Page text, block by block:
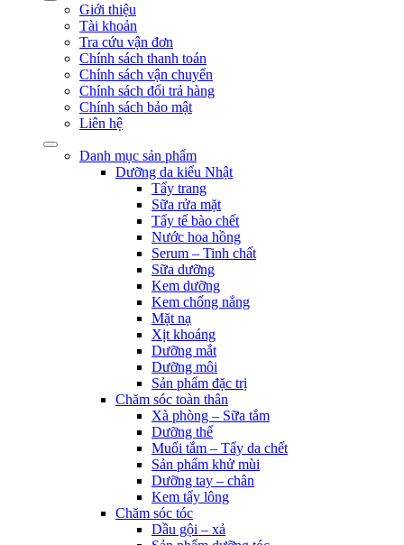
Giới thiệu
Tài khoản
Tra cứu vận đơn
Chính sách thanh toán
Chính sách vận chuyển
Chính sách đổi trả hàng
Chính sách bảo mật
Liên hệ
Danh mục sản phẩm
Dưỡng da kiểu Nhật
Tẩy trang
Sữa rửa mặt
Tẩy tế bào chết
Nước hoa hồng
Serum – Tinh chất
Sữa dưỡng
Kem dưỡng
Kem chống nắng
Mặt nạ
Xịt khoáng
Dưỡng mắt
Dưỡng môi
Sản phẩm đặc trị
Chăm sóc toàn thân
Xà phòng – Sữa tắm
Dưỡng thể
Muối tắm – Tẩy da chết
Sản phẩm khử mùi
Dưỡng tay – chân
Kem tẩy lông
Chăm sóc tóc
Dầu gội – xả